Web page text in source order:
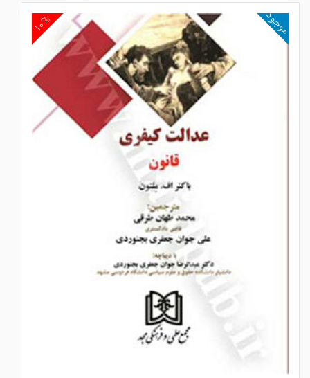
۱۰% موجود